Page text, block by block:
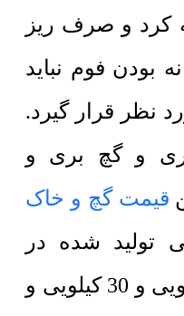
کرد و صرف ریز
بودن فوم نباید
نظر قرار گیرد.
و گچ بری و
قیمت گچ و خاک
تولید شده در
انواع کیسه های 25 کیلویی و 30 کیلویی و